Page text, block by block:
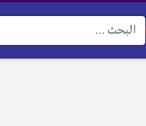
البحث: